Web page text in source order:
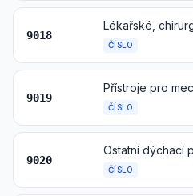
9018
ČÍSLO
9019
ČÍSLO
9020
ČÍSLO